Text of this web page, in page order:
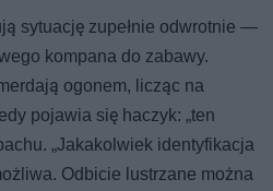
sytuację zupełnie odwrotnie —
kompana do zabawy.
ogonem, licząc na
pojawia się haczyk: „ten
„Jakakolwiek identyfikacja
Odbicie lustrzane można